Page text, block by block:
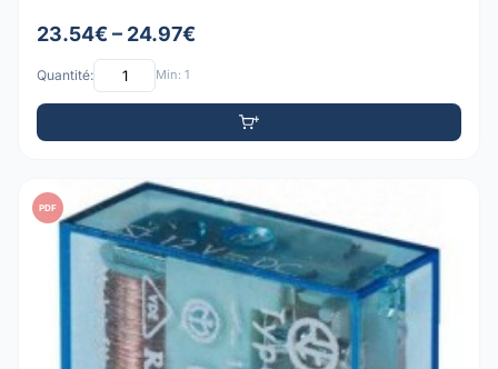
23.54€ – 24.97€
Quantité: Min: 1
PDF